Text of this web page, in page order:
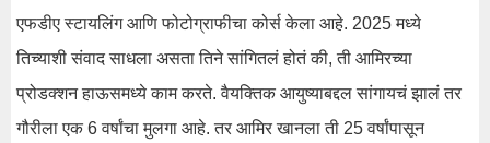
एफडीए स्टायलिंग आणि फोटोग्राफीचा कोर्स केला आहे. 2025 मध्ये
तिच्याशी संवाद साधला असता तिने सांगितलं होतं की, ती आमिरच्या
प्रोडक्शन हाऊसमध्ये काम करते. वैयक्तिक आयुष्याबद्दल सांगायचं झालं तर
गौरीला एक 6 वर्षांचा मुलगा आहे. तर आमिर खानला ती 25 वर्षांपासून